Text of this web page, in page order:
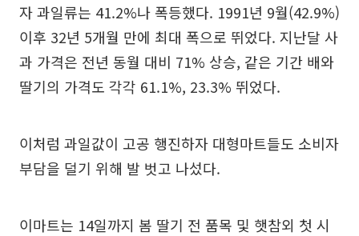
자 과일류는 41.2%나 폭등했다. 1991년 9월(42.9%)
이후 32년 5개월 만에 최대 폭으로 뛰었다. 지난달 사
과 가격은 전년 동월 대비 71% 상승, 같은 기간 배와
딸기의 가격도 각각 61.1%, 23.3% 뛰었다.
이처럼 과일값이 고공 행진하자 대형마트들도 소비자
부담을 덜기 위해 발 벗고 나섰다.
이마트는 14일까지 봄 딸기 전 품목 및 햇참외 첫 시